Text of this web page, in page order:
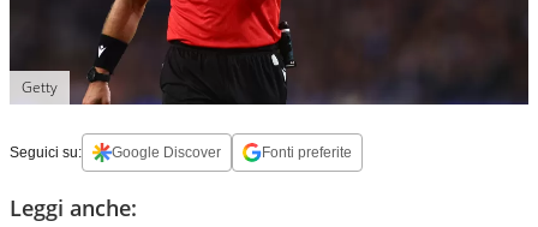
Getty
Seguici su: Google Discover Fonti preferite
Leggi anche: